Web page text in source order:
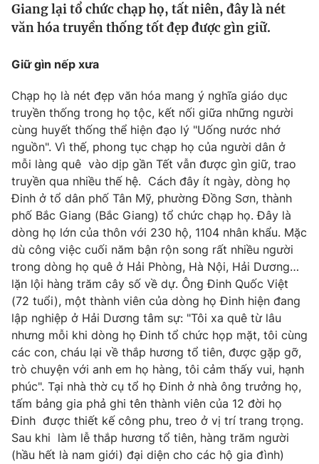
Thế giới
Tin tức
Thế giới đó đây
Câu chuyện quốc tế
Tài chính
Thị trường
Góc doanh nghiệp
Dữ liệu và đời sống
Truyền hình
Phim VTV
Hậu trường
Nhân vật
Khán giả
Giải sao mai
Giải trí
Điện ảnh
Âm nhạc
Sao
Đời sống
Du lịch
Làm đẹp
Chất lượng cuộc sống
Giáo dục
Tuyển sinh
Học trực tuyến
Công nghệ
Hitech Công nghệ tương lai
Sản phẩm
Thị trường
Tư vấn
Giao lưu trực tuyến
Lịch phát sóng
Chuyên mục khác
Emagazine Podcast
Giang lại tổ chức chạp họ, tất niên, đây là nét
văn hóa truyền thống tốt đẹp được gìn giữ.
Giữ gìn nếp xưa
Chạp họ là nét đẹp văn hóa mang ý nghĩa giáo dục
truyền thống trong họ tộc, kết nối giữa những người
cùng huyết thống thể hiện đạo lý "Uống nước nhớ
nguồn". Vì thế, phong tục chạp họ của người dân ở
mỗi làng quê vào dịp gần Tết vẫn được gìn giữ, trao
truyền qua nhiều thế hệ. Cách đây ít ngày, dòng họ
Đinh ở tổ dân phố Tân Mỹ, phường Đồng Sơn, thành
phố Bắc Giang (Bắc Giang) tổ chức chạp họ. Đây là
dòng họ lớn của thôn với 230 hộ, 1104 nhân khẩu. Mặc
dù công việc cuối năm bận rộn song rất nhiều người
trong dòng họ quê ở Hải Phòng, Hà Nội, Hải Dương…
lặn lội hàng trăm cây số về dự. Ông Đinh Quốc Việt
(72 tuổi), một thành viên của dòng họ Đinh hiện đang
lập nghiệp ở Hải Dương tâm sự: "Tôi xa quê từ lâu
nhưng mỗi khi dòng họ Đinh tổ chức họp mặt, tôi cùng
các con, cháu lại về thắp hương tổ tiên, được gặp gỡ,
trò chuyện với anh em họ hàng, tôi cảm thấy vui, hạnh
phúc". Tại nhà thờ cụ tổ họ Đinh ở nhà ông trưởng họ,
tấm bảng gia phả ghi tên thành viên của 12 đời họ
Đinh được thiết kế công phu, treo ở vị trí trang trọng.
Sau khi làm lễ thắp hương tổ tiên, hàng trăm người
(hầu hết là nam giới) đại diện cho các hộ gia đình)